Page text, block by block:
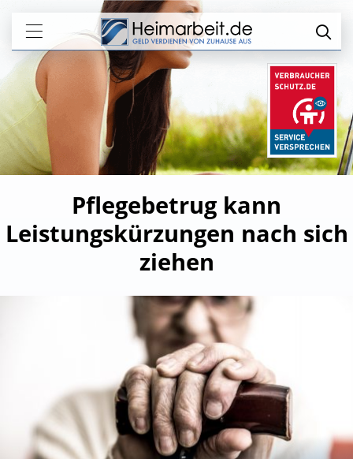
Pflegebetrug kann
Leistungskürzungen nach sich
ziehen